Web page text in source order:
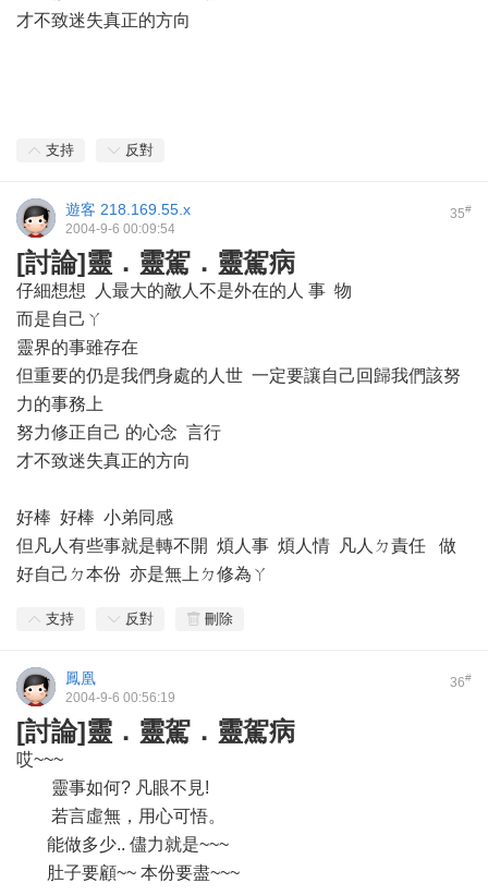
才不致迷失真正的方向
支持 反對
35#
遊客 218.169.55.x
2004-9-6 00:09:54
[討論]靈．靈駕．靈駕病
仔細想想 人最大的敵人不是外在的人 事 物
而是自己ㄚ
靈界的事雖存在
但重要的仍是我們身處的人世 一定要讓自己回歸我們該努
力的事務上
努力修正自己 的心念 言行
才不致迷失真正的方向
好棒 好棒 小弟同感
但凡人有些事就是轉不開 煩人事 煩人情 凡人ㄉ責任 做
好自己ㄉ本份 亦是無上ㄉ修為ㄚ
支持 反對 刪除
36#
鳳凰
2004-9-6 00:56:19
[討論]靈．靈駕．靈駕病
哎~~~
靈事如何? 凡眼不見!
若言虛無，用心可悟。
能做多少.. 儘力就是~~~
肚子要顧~~ 本份要盡~~~